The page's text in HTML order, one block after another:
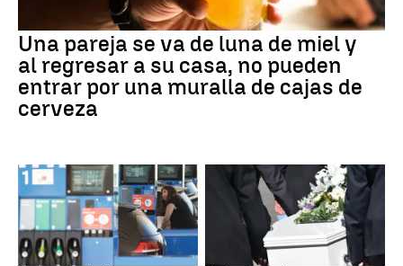
Una pareja se va de luna de miel y
al regresar a su casa, no pueden
entrar por una muralla de cajas de
cerveza